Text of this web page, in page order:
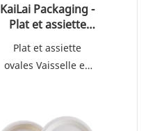
KaiLai Packaging -
Plat et assiette
en bagasse
écologique 10,3
canne à sucre
Plat et assiette
ovales Vaisselle en
à sucre ovale jetable